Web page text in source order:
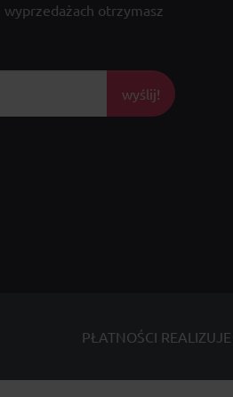
otrzymasz
wyślij!
PŁATNOŚCI REALIZUJE